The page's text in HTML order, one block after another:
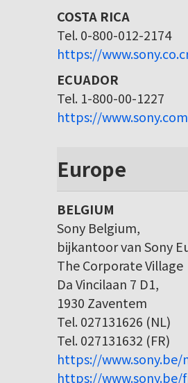
COSTA RICA
Tel. 0-800-012-2174
https://
ECUADOR
Tel. 1-800-00-1227
https://
Europe
BELGIUM
Sony Belgium,
bijkantoor van Sony
The Corporate Village
Da Vincilaan 7 D1,
1930 Zaventem
Tel. 027131626 (NL)
Tel. 027131632 (FR)
https://
https://